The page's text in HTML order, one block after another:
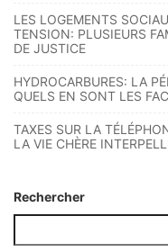
LES LOGEMENTS
TENSION: PLUSIEURS
DE JUSTICE
HYDROCARBURES: LA
QUELS EN SONT LES
TAXES SUR LA
LA VIE CHÈRE
Rechercher